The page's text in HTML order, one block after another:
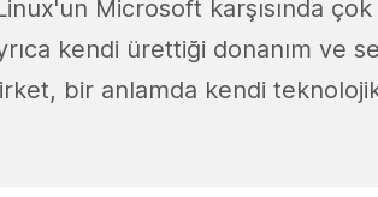
Microsoft karşısında
kendi ürettiği donanım ve
bir anlamda kendi teknolojik